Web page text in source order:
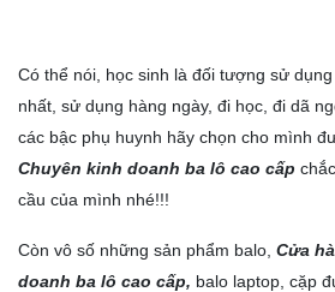
Có thể nói, học sinh là đối tượng sử
nhất, sử dụng hàng ngày, đi học, đi dã
các bậc phụ huynh hãy chọn cho mình
Chuyên kinh doanh ba lô cao cấp
cầu của mình nhé!!!
Còn vô số những sản phẩm balo, Cửa
doanh ba lô cao cấp, balo laptop cặp